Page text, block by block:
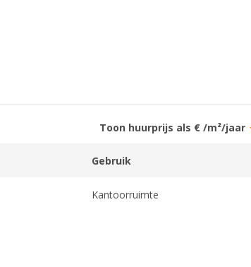
Toon huurprijs als € /m²/jaar
Gebruik
Kantoorruimte